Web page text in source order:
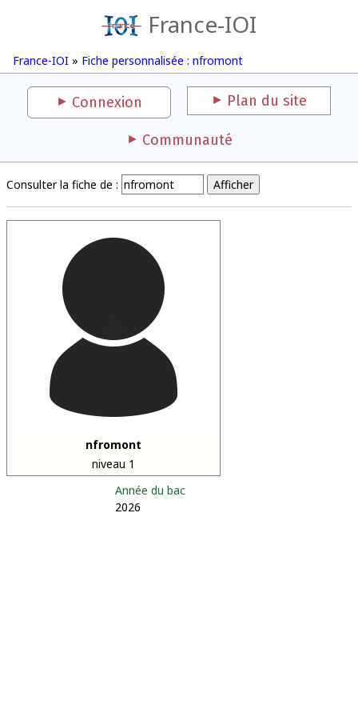
France-IOI
France-IOI » Fiche personnalisée : nfromont
Connexion Plan du site
Communauté
Consulter la fiche de :
nfromont
niveau 1
Année du bac
2026